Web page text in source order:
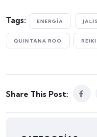
Tags: ENERGÍA
QUINTANA ROO REIKI
Share This Post: